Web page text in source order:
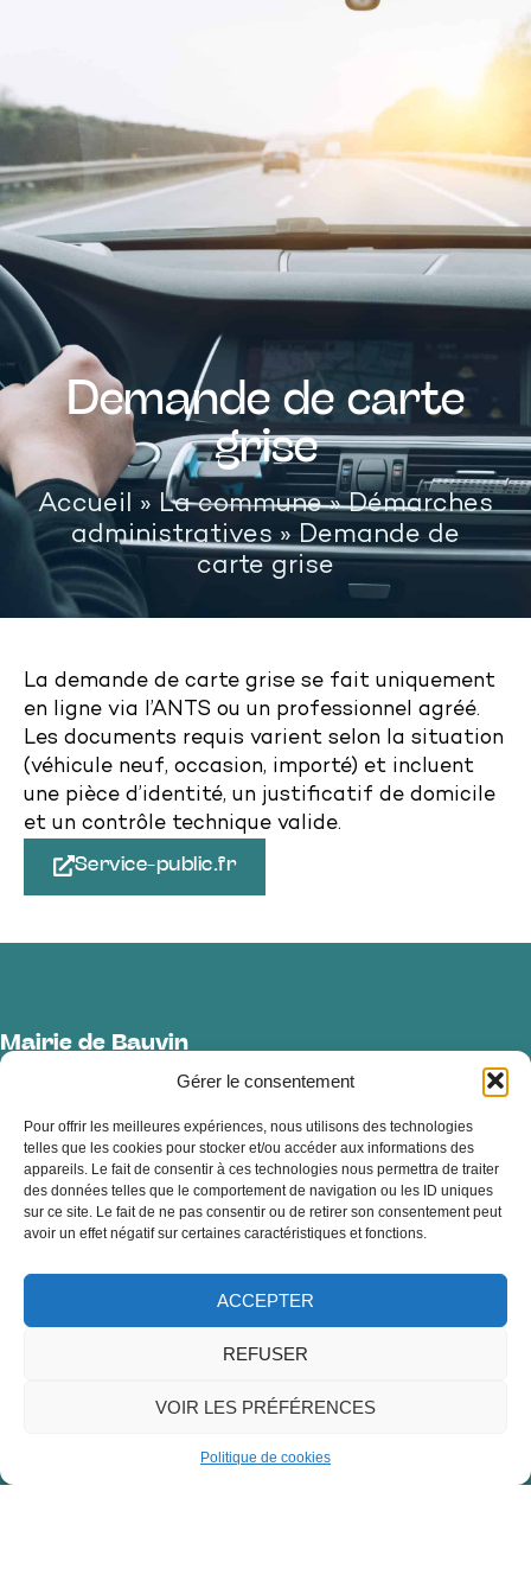
Gérer le consentement
Pour offrir les meilleures expériences, nous utilisons des technologies
telles que les cookies pour stocker et/ou accéder aux informations des
appareils. Le fait de consentir à ces technologies nous permettra de traiter
des données telles que le comportement de navigation ou les ID uniques
sur ce site. Le fait de ne pas consentir ou de retirer son consentement peut
avoir un effet négatif sur certaines caractéristiques et fonctions.
ACCEPTER
REFUSER
VOIR LES PRÉFÉRENCES
Politique de cookies
Demande de carte
grise
Accueil » La commune»Démarches
administratives»Demande de
carte grise
La demande de carte grise se fait uniquement
en ligne via l’ANTS ou un professionnel agréé.
Les documents requis varient selon la situation
(véhicule neuf, occasion, importé) et incluent
une pièce d’identité, un justificatif de domicile
et un contrôle technique valide.
Service-public.fr
Mairie de Bauvin
35 rue Jean Jaurès, 59221 Bauvin
Restez connecté !
Horaires d’ouverture
Lundi :de 13h30 à 17h00
Mardi, mercredi et vendredi :
de 8h30 à 12h00 et de 13h30 à 17h00
Jeudi et samedi :de 8h30 à 12h00